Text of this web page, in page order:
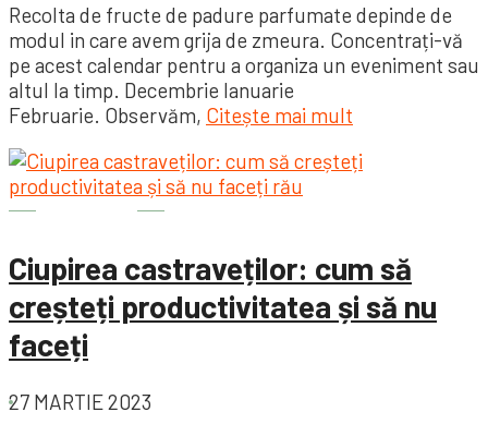
Recolta de fructe de padure parfumate depinde de
modul in care avem grija de zmeura. Concentrați-vă
pe acest calendar pentru a organiza un eveniment sau
altul la timp. Decembrie Ianuarie
Februarie. Observăm, Citește mai mult
Ciupirea castraveților: cum să
creșteți productivitatea și să nu
faceți
27 MARTIE 2023